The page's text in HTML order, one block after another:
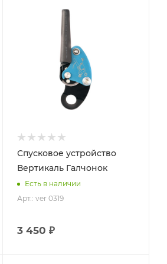
Спусковое устройство
Вертикаль Галчонок
Есть в наличии
Арт.: ver 0319
3 450 ₽